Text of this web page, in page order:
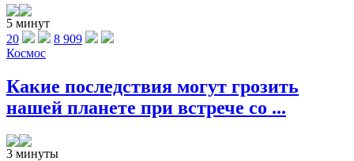
5 минут
20
8 909
Космос
Какие последствия могут грозить
нашей планете при встрече со ...
3 минуты